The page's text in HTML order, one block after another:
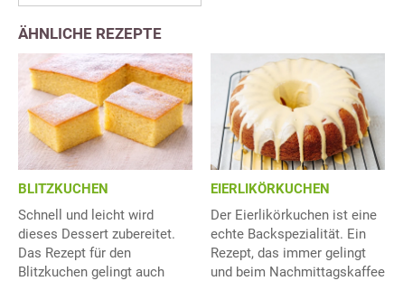
ÄHNLICHE REZEPTE
BLITZKUCHEN
Schnell und leicht wird
dieses Dessert zubereitet.
Das Rezept für den
Blitzkuchen gelingt auch
EIERLIKÖRKUCHEN
Der Eierlikörkuchen ist eine
echte Backspezialität. Ein
Rezept, das immer gelingt
und beim Nachmittagskaffee